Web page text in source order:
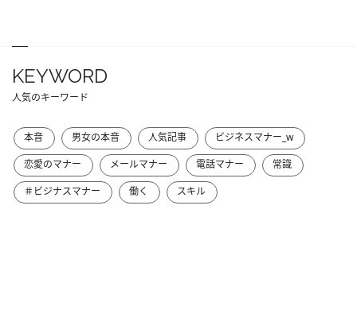
KEYWORD
人気のキーワード
本音 男女の本音 人気記事
ビジネスマナー_w
恋愛のマナー
メールマナー 電話マナー
常識
＃ビジナスマナー
働く スキル